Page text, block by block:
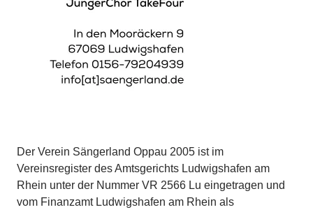
Der Verein Sängerland Oppau 2005 ist im
Vereinsregister des Amtsgerichts Ludwigshafen am
Rhein unter der Nummer VR 2566 Lu eingetragen und
vom Finanzamt Ludwigshafen am Rhein als